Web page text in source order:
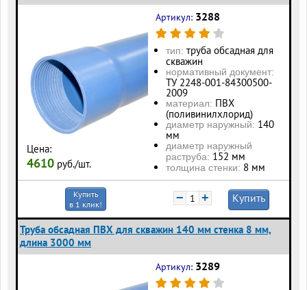
Цена:
4610 руб./шт.
Артикул: 3288
тип: труба обсадная для
скважин
нормативный документ:
ТУ 2248-001-84300500-
2009
материал: ПВХ
(поливинилхлорид)
диаметр наружный: 140
мм
диаметр наружный
раструба: 152 мм
толщина стенки: 8 мм
Купить
в 1 клик!
− + Купить
Труба обсадная ПВХ для скважин 140 мм стенка 8 мм,
длина 3000 мм
Артикул: 3289